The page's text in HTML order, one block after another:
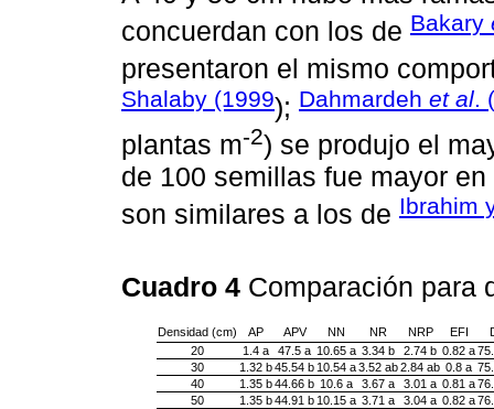
concuerdan con los de Bakary
presentaron el mismo
Shalaby (1999); Dahmardeh et al.
plantas m-2) se produjo el
de 100 semillas fue mayor
son similares a los de Ibrahim
Cuadro 4 Comparación para
Densidad (cm) AP APV NN NR NRP EFI
20
1.4 a 47.5 a 10.65 a 3.34 b 2.74 b 0.82 a
30
1.32 b45.54 b 10.54 a3.52 ab2.84 ab 0.8 a
40
1.35 b44.66 b 10.6 a 3.67 a 3.01 a 0.81 a
50
1.35 b44.91 b 10.15 a 3.71 a 3.04 a 0.82 a